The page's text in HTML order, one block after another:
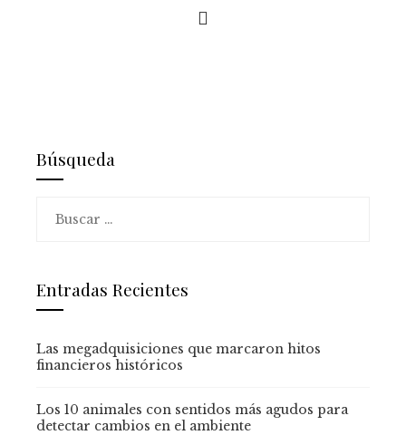
Búsqueda
Entradas Recientes
Las megadquisiciones que marcaron hitos
financieros históricos
Los 10 animales con sentidos más agudos para
detectar cambios en el ambiente